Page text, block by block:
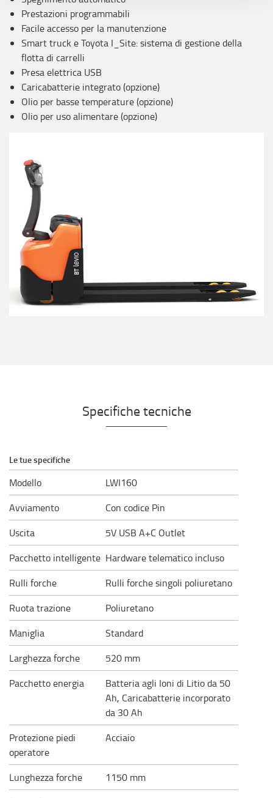
Informativa estesa cookie
banner comporterà il permanere dei soli cookie tecnici ed
analytics, per i quali non occorre il tuo consenso. Potrai
comunque modificare le tue scelte in qualsiasi momento,
accedendo al link presente nel footer.
Prestazioni programmabili
Facile accesso per la manutenzione
Smart truck e Toyota I_Site: sistema di gestione della
flotta di carrelli
Presa elettrica USB
Caricabatterie integrato (opzione)
Olio per basse temperature (opzione)
Olio per uso alimentare (opzione)
Specifiche tecniche
Le tue specifiche
Modello
LWI160
Avviamento
Con codice Pin
Uscita
5V USB A+C Outlet
Pacchetto intelligente Hardware telematico incluso
Rulli forche
Rulli forche singoli poliuretano
Ruota trazione
Poliuretano
Maniglia
Standard
Larghezza forche
520 mm
Pacchetto energia
Batteria agli Ioni di Litio da 50
Ah, Caricabatterie incorporato
da 30 Ah
Protezione piedi
operatore
Acciaio
Lunghezza forche 1150 mm